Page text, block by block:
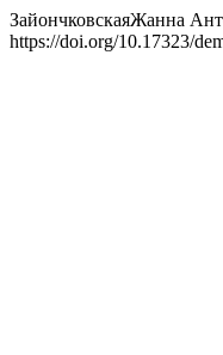
ЗайончковскаяЖанна
https://doi.org/10.17323/